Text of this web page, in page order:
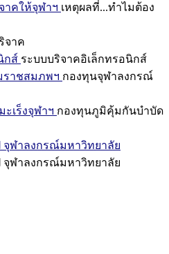
าคให้จุฬาฯ เหตุผลที่...ทำไมต้อง
จาค
กส์ ระบบบริจาคอิเล็กทรอนิกส์
ราชสมภพฯ กองทุนจุฬาลงกรณ์
เร็งจุฬาฯ กองทุนภูมิคุ้มกันบำบัด
จุฬาลงกรณ์มหาวิทยาลัย
จุฬาลงกรณ์มหาวิทยาลัย